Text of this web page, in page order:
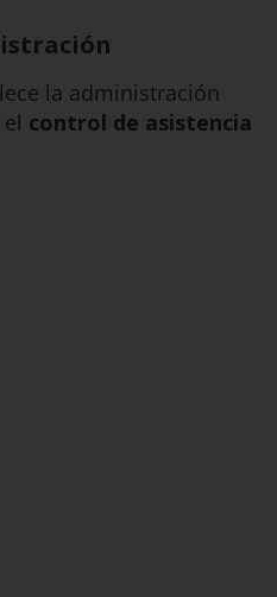
la administración
control de asistencia